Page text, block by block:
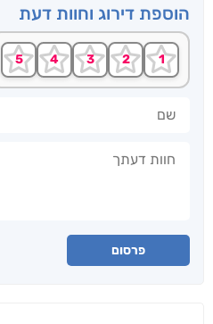
הוספת דירוג וחוות דעת
פרסום